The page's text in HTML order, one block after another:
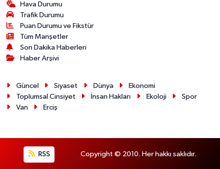
Hava Durumu
Trafik Durumu
Puan Durumu ve Fikstür
Tüm Manşetler
Son Dakika Haberleri
Haber Arşivi
Güncel Siyaset Dünya
Ekonomi
Toplumsal Cinsiyet
İnsan Hakları Ekoloji
Spor
Van
Erciş
RSS Copyright © 2010. Her hakkı saklıdır.